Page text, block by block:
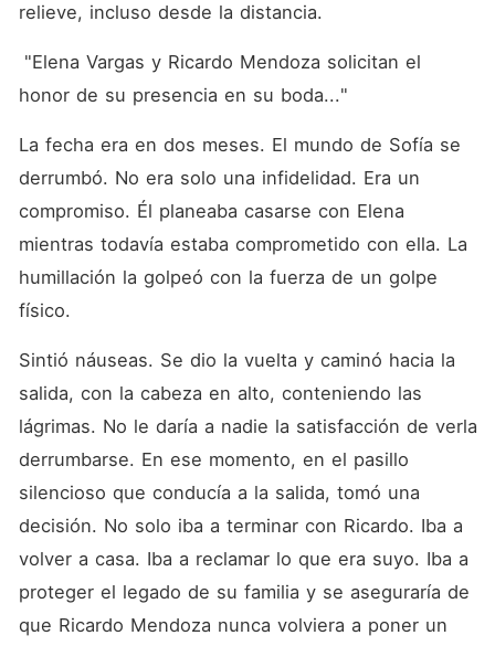
relieve, incluso desde la distancia.
honor de su presencia en su boda..."
La fecha era en dos meses. El mundo de Sofía se
derrumbó. No era solo una infidelidad. Era un
compromiso. Él planeaba casarse con Elena
mientras todavía estaba comprometido con ella. La
humillación la golpeó con la fuerza de un golpe
físico.
Sintió náuseas. Se dio la vuelta y caminó hacia la
salida, con la cabeza en alto, conteniendo las
lágrimas. No le daría a nadie la satisfacción de verla
derrumbarse. En ese momento, en el pasillo
silencioso que conducía a la salida, tomó una
decisión. No solo iba a terminar con Ricardo. Iba a
volver a casa. Iba a reclamar lo que era suyo. Iba a
proteger el legado de su familia y se aseguraría de
que Ricardo Mendoza nunca volviera a poner un